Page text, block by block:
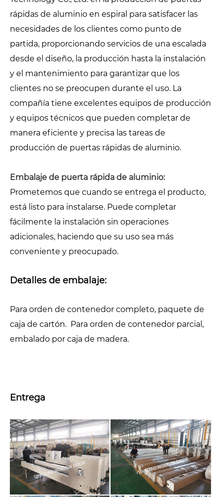
rápidas de aluminio en espiral para satisfacer las
necesidades de los clientes como punto de
partida, proporcionando servicios de una escalada
desde el diseño, la producción hasta la instalación
y el mantenimiento para garantizar que los
clientes no se preocupen durante el uso. La
compañía tiene excelentes equipos de producción
y equipos técnicos que pueden completar de
manera eficiente y precisa las tareas de
producción de puertas rápidas de aluminio.
Embalaje de puerta rápida de aluminio:
Prometemos que cuando se entrega el producto,
está listo para instalarse. Puede completar
fácilmente la instalación sin operaciones
adicionales, haciendo que su uso sea más
conveniente y preocupado.
Detalles de embalaje:
Para orden de contenedor completo, paquete de
caja de cartón. Para orden de contenedor parcial,
embalado por caja de madera.
Entrega